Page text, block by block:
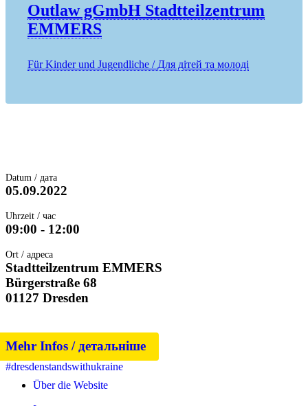
Outlaw gGmbH Stadtteilzentrum
EMMERS
Für Kinder und Jugendliche / Для дітей та молоді
Datum / дата
05.09.2022
Uhrzeit / час
09:00 - 12:00
Ort / адреса
Stadtteilzentrum EMMERS
Bürgerstraße 68
01127 Dresden
Mehr Infos / детальніше
#dresdenstandswithukraine
Über die Website